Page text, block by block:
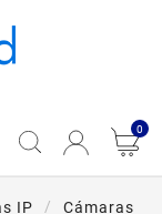
0
IP
Cámaras